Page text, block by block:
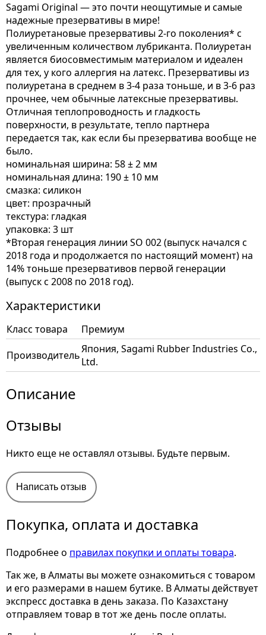
Sagami Original — это почти неощутимые и самые
надежные презервативы в мире!
Полиуретановые презервативы 2-го поколения* с
увеличенным количеством лубриканта. Полиуретан
является биосовместимым материалом и идеален
для тех, у кого аллергия на латекс. Презервативы из
полиуретана в среднем в 3-4 раза тоньше, и в 3-6 раз
прочнее, чем обычные латексные презервативы.
Отличная теплопроводность и гладкость
поверхности, в результате, тепло партнера
передается так, как если бы презерватива вообще не
было.
номинальная ширина: 58 ± 2 мм
номинальная длина: 190 ± 10 мм
смазка: силикон
цвет: прозрачный
текстура: гладкая
упаковка: 3 шт
*Вторая генерация линии SO 002 (выпуск начался с
2018 года и продолжается по настоящий момент) на
14% тоньше презервативов первой генерации
(выпуск с 2008 по 2018 год).
Характеристики
Класс товара
Премиум
ПроизводительЯпония, Sagami Rubber Industries Co.,
Ltd.
Описание
Отзывы
Никто еще не оставлял отзывы. Будьте первым.
Написать отзыв
Покупка, оплата и доставка
Подробнее о правилах покупки и оплаты товара.
Так же, в Алматы вы можете ознакомиться с товаром
и его размерами в нашем бутике. В Алматы действует
экспресс доставка в день заказа. По Казахстану
отправляем товар в тот же день после оплаты.